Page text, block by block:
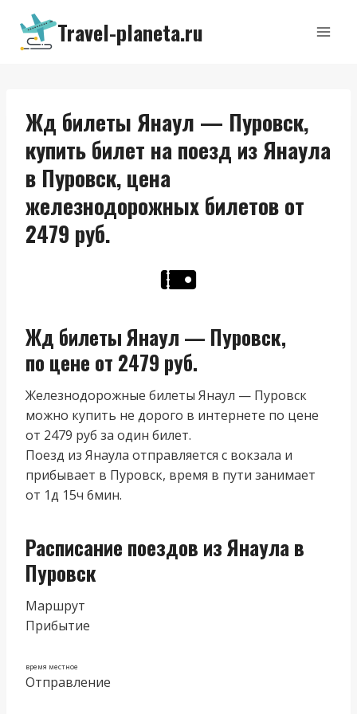
Перейти
содержимому
Travel-planeta.ru
Жд билеты Янаул — Пуровск,
купить билет на поезд из Янаула
в Пуровск, цена
железнодорожных билетов от
2479 руб.
Жд билеты Янаул — Пуровск,
по цене от 2479 руб.
Железнодорожные билеты Янаул — Пуровск
можно купить не дорого в интернете по цене
от 2479 руб за один билет.
Поезд из Янаула отправляется с вокзала и
прибывает в Пуровск, время в пути занимает
от 1д 15ч 6мин.
Расписание поездов из Янаула в
Пуровск
Маршрут
Прибытие
время местное
Отправление